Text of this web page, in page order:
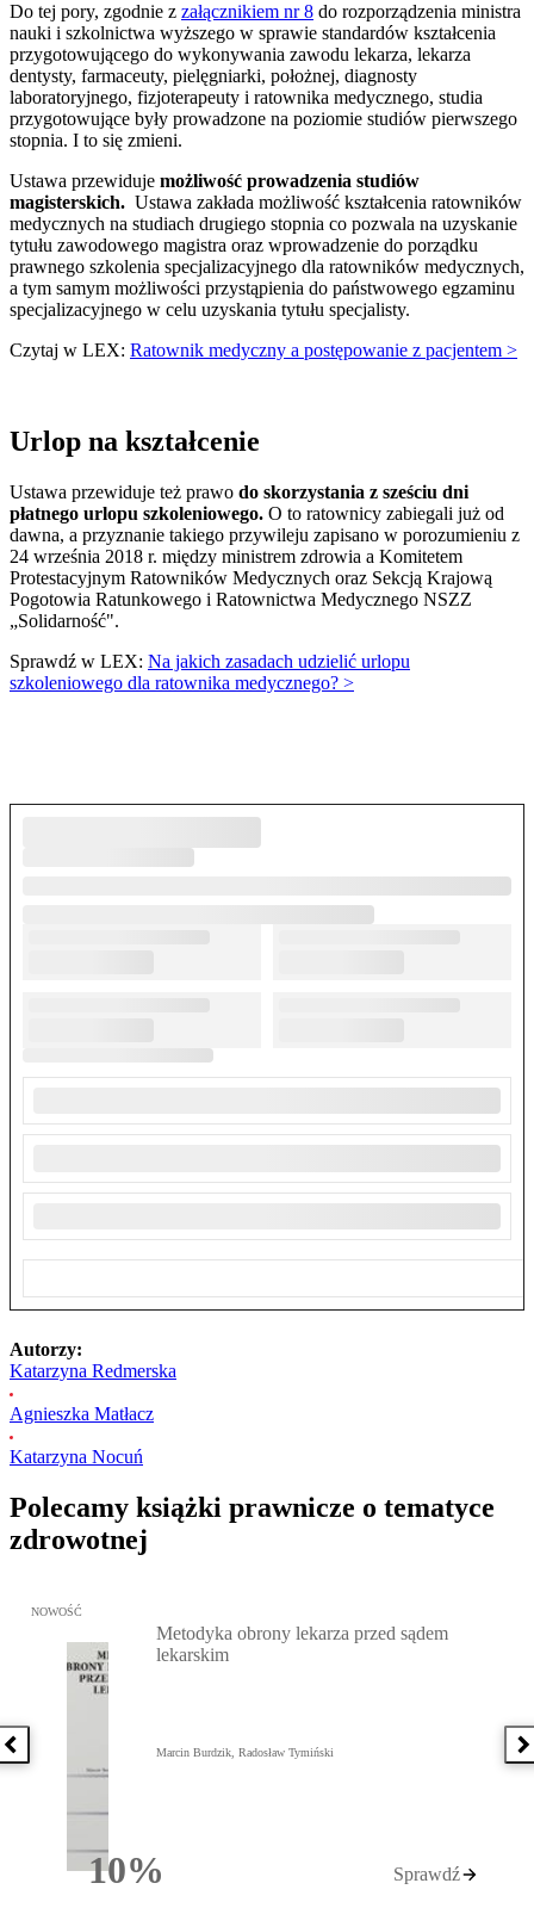
Do tej pory, zgodnie z załącznikiem nr 8 do rozporządzenia ministra
nauki i szkolnictwa wyższego w sprawie standardów kształcenia
przygotowującego do wykonywania zawodu lekarza, lekarza
dentysty, farmaceuty, pielęgniarki, położnej, diagnosty
laboratoryjnego, fizjoterapeuty i ratownika medycznego, studia
przygotowujące były prowadzone na poziomie studiów pierwszego
stopnia. I to się zmieni.
Ustawa przewiduje możliwość prowadzenia studiów
magisterskich. Ustawa zakłada możliwość kształcenia ratowników
medycznych na studiach drugiego stopnia co pozwala na uzyskanie
tytułu zawodowego magistra oraz wprowadzenie do porządku
prawnego szkolenia specjalizacyjnego dla ratowników medycznych,
a tym samym możliwości przystąpienia do państwowego egzaminu
specjalizacyjnego w celu uzyskania tytułu specjalisty.
Czytaj w LEX: Ratownik medyczny a postępowanie z pacjentem >
Urlop na kształcenie
Ustawa przewiduje też prawo do skorzystania z sześciu dni
płatnego urlopu szkoleniowego. O to ratownicy zabiegali już od
dawna, a przyznanie takiego przywileju zapisano w porozumieniu z
24 września 2018 r. między ministrem zdrowia a Komitetem
Protestacyjnym Ratowników Medycznych oraz Sekcją Krajową
Pogotowia Ratunkowego i Ratownictwa Medycznego NSZZ
„Solidarność".
Sprawdź w LEX: Na jakich zasadach udzielić urlopu
szkoleniowego dla ratownika medycznego? >
Autorzy:
Katarzyna Redmerska
Agnieszka Matłacz
Katarzyna Nocuń
Polecamy książki prawnicze o tematyce
zdrowotnej
Poprzednia książka
Przejdź do: Metodyka obrony lekarza przed sądem lekarskim,
NOWOŚĆ
10%Rabatu
Metodyka obrony lekarza przed sądem
lekarskim
Marcin Burdzik, Radosław Tymiński
Sprawdź